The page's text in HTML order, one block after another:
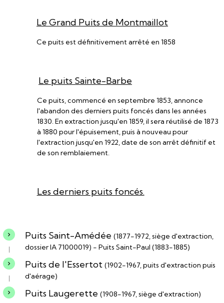
Le Grand Puits de Montmaillot
Ce puits est définitivement arrêté en 1858
Le puits Sainte-Barbe
Ce puits, commencé en septembre 1853, annonce
l'abandon des derniers puits foncés dans les années
1830. En extraction jusqu'en 1859, il sera réutilisé de 1873
à 1880 pour l'épuisement, puis à nouveau pour
l'extraction jusqu'en 1922, date de son arrêt définitif et
de son remblaiement.
Les derniers puits foncés.
Puits Saint-Amédée (1877-1972, siège d'extraction,
dossier IA 71000019) - Puits Saint-Paul (1883-1885)
Puits de l'Essertot (1902-1967, puits d'extraction puis
d'aérage)
Puits Laugerette (1908-1967, siège d'extraction)